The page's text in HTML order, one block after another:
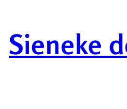
de
inhoud
Sieneke